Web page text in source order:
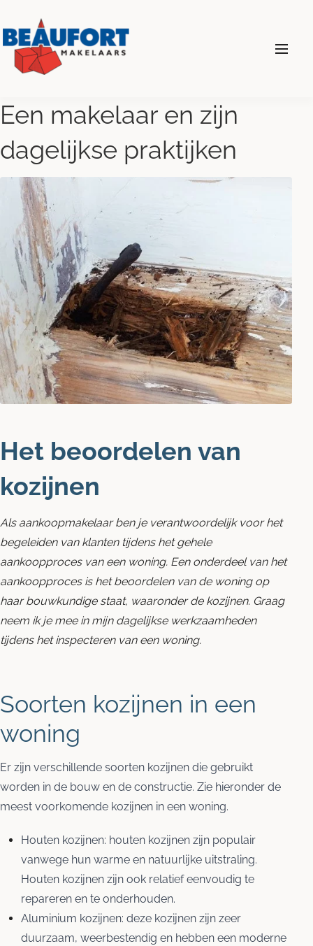
Diensten
Wonen
Bedrijven
Over ons
Blog
Contact opnemen
Een makelaar en zijn
dagelijkse praktijken
Het beoordelen van
kozijnen
Als aankoopmakelaar ben je verantwoordelijk voor het
begeleiden van klanten tijdens het gehele
aankoopproces van een woning. Een onderdeel van het
aankoopproces is het beoordelen van de woning op
haar bouwkundige staat, waaronder de kozijnen. Graag
neem ik je mee in mijn dagelijkse werkzaamheden
tijdens het inspecteren van een woning.
Soorten kozijnen in een
woning
Er zijn verschillende soorten kozijnen die gebruikt
worden in de bouw en de constructie. Zie hieronder de
meest voorkomende kozijnen in een woning.
Houten kozijnen: houten kozijnen zijn populair
vanwege hun warme en natuurlijke uitstraling.
Houten kozijnen zijn ook relatief eenvoudig te
repareren en te onderhouden.
Aluminium kozijnen: deze kozijnen zijn zeer
duurzaam, weerbestendig en hebben een moderne